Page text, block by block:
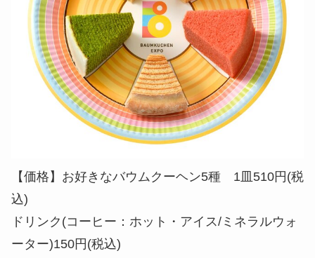
【価格】お好きなバウムクーヘン5種 1皿510円(税
込)
ドリンク(コーヒー：ホット・アイス/ミネラルウォ
ーター)150円(税込)